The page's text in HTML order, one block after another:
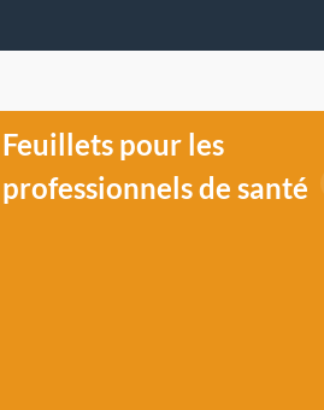
Feuillets pour les
professionnels de santé